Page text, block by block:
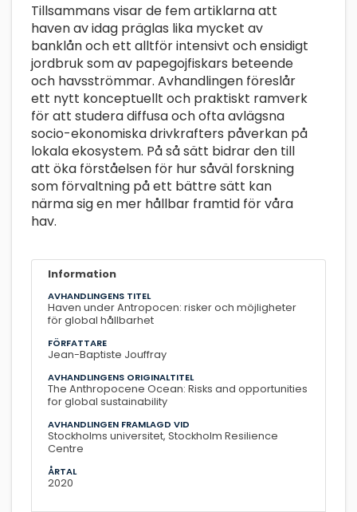
Tillsammans visar de fem artiklarna att
haven av idag präglas lika mycket av
banklån och ett alltför intensivt och ensidigt
jordbruk som av papegojfiskars beteende
och havsströmmar. Avhandlingen föreslår
ett nytt konceptuellt och praktiskt ramverk
för att studera diffusa och ofta avlägsna
socio-ekonomiska drivkrafters påverkan på
lokala ekosystem. På så sätt bidrar den till
att öka förståelsen för hur såväl forskning
som förvaltning på ett bättre sätt kan
närma sig en mer hållbar framtid för våra
hav.
Information
AVHANDLINGENS TITEL
Haven under Antropocen: risker och möjligheter
för global hållbarhet
FÖRFATTARE
Jean-Baptiste Jouffray
AVHANDLINGENS ORIGINALTITEL
The Anthropocene Ocean: Risks and opportunities
for global sustainability
AVHANDLINGEN FRAMLAGD VID
Stockholms universitet, Stockholm Resilience
Centre
ÅRTAL
2020